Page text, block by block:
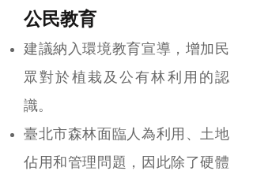
公民教育
建議納入環境教育宣導，增加民
眾對於植栽及公有林利用的認
識。
臺北市森林面臨人為利用、土地
佔用和管理問題，因此除了硬體